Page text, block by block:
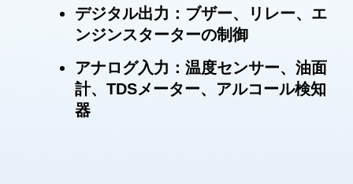
デジタル出力：ブザー、リレー、エ
ンジンスターターの制御
アナログ入力：温度センサー、油面
計、TDSメーター、アルコール検知
器